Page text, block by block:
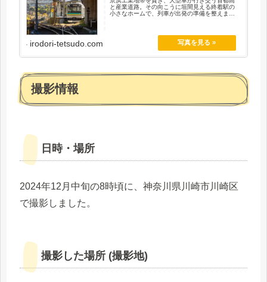
と産業道路。その向こうに垣間見える終着駅の
小さなホームで、列車が出発の準備を整えま
irodori-tetsudo.com
撮影情報
日時・場所
2024年12月中旬の8時頃に、神奈川県川崎市川崎区
で撮影しました。
撮影した場所 (撮影地)